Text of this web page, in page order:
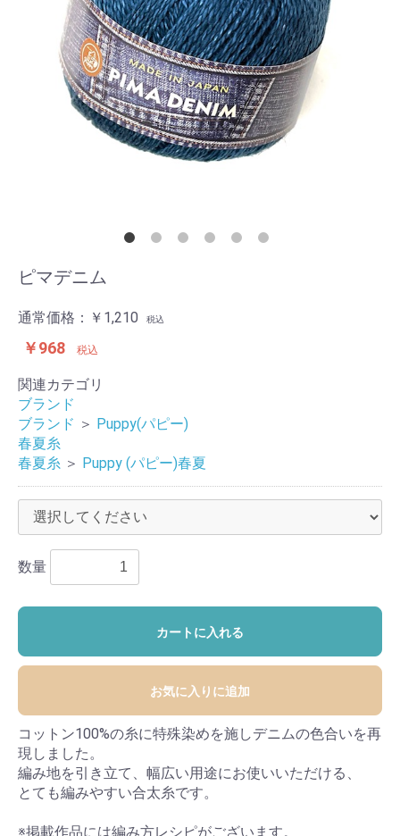
ピマデニム
通常価格： ￥1,210 税込
￥968 税込
関連カテゴリ
ブランド
ブランド ＞ Puppy(パピー)
春夏糸
春夏糸 ＞ Puppy (パピー)春夏
数量
カートに入れる
お気に入りに追加
コットン100%の糸に特殊染めを施しデニムの色合いを再
現しました。
編み地を引き立て、幅広い用途にお使いいただける、
とても編みやすい合太糸です。
※掲載作品には編み方レシピがございます。